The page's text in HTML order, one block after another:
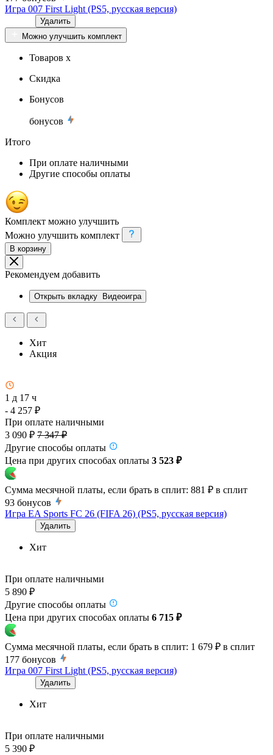
Игра 007 First Light (PS5, русская версия)
Удалить
Можно улучшить комплект
Товаров x
Скидка
Бонусов
бонусов
Итого
При оплате наличными
Другие способы оплаты
Комплект можно улучшить
Можно улучшить комплект
В корзину
Рекомендуем добавить
Открыть вкладку Видеоигра
Хит
Акция
1 д 17 ч
- 4 257 ₽
При оплате наличными
3 090 ₽ 7 347 ₽
Другие способы оплаты
Цена при других способах оплаты 3 523 ₽
Сумма месячной платы, если брать в сплит: 881 ₽ в сплит
93 бонусов
Игра EA Sports FC 26 (FIFA 26) (PS5, русская версия)
Удалить
Хит
При оплате наличными
5 890 ₽
Другие способы оплаты
Цена при других способах оплаты 6 715 ₽
Сумма месячной платы, если брать в сплит: 1 679 ₽ в сплит
177 бонусов
Игра 007 First Light (PS5, русская версия)
Удалить
Хит
При оплате наличными
5 390 ₽